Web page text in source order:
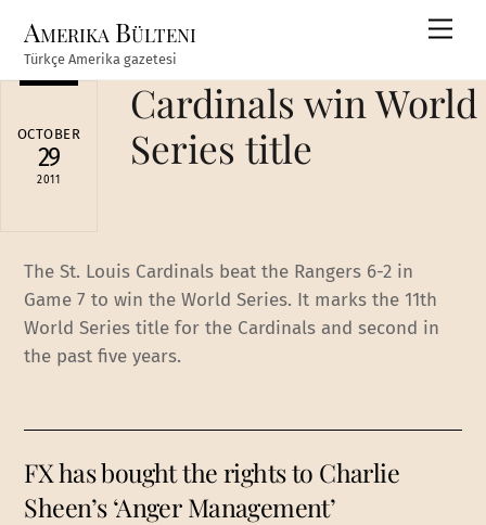
content
Amerika Bülteni
Türkçe Amerika gazetesi
OCTOBER
29
2011
Cardinals win World
Series title
The St. Louis Cardinals beat the Rangers 6-2 in
Game 7 to win the World Series. It marks the 11th
World Series title for the Cardinals and second in
the past five years.
FX has bought the rights to Charlie
Sheen’s ‘Anger Management’